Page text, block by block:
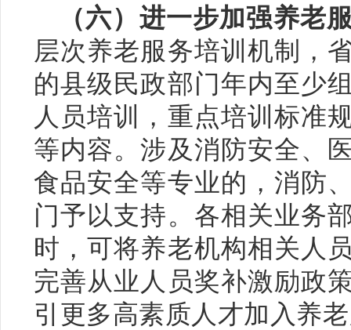
（六）进一步加强养老
层次养老服务培训机制，
的县级民政部门年内至少
人员培训，重点培训标准
等内容。涉及消防安全、
食品安全等专业的，消防
门予以支持。各相关业务
时，可将养老机构相关人
完善从业人员奖补激励政
引更多高素质人才加入养